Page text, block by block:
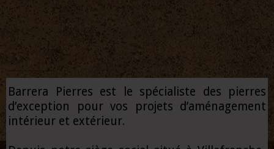
Barrera Pierres est le spécialiste des pierres
d’exception pour vos projets d’aménagement
intérieur et extérieur.